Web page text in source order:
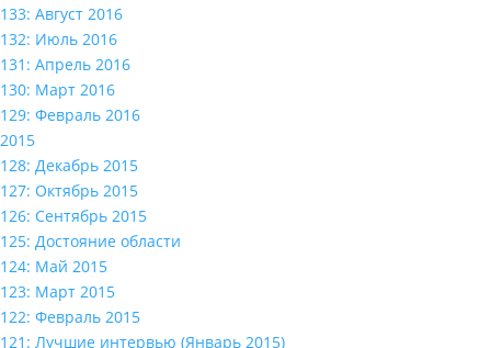
133: Август 2016
132: Июль 2016
131: Апрель 2016
130: Март 2016
129: Февраль 2016
2015
128: Декабрь 2015
127: Октябрь 2015
126: Сентябрь 2015
125: Достояние области
124: Май 2015
123: Март 2015
122: Февраль 2015
121: Лучшие интервью (Январь 2015)